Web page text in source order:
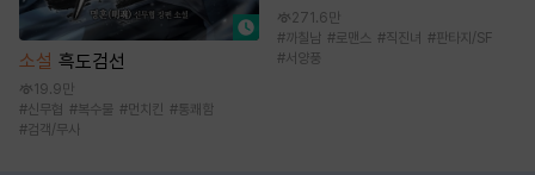
소설 흑도검선
19.9만
#신무협 #복수물 #먼치킨 #통쾌함
#검객/무사
271.6만
#까칠남 #로맨스 #직진녀 #판타지/SF
#서양풍